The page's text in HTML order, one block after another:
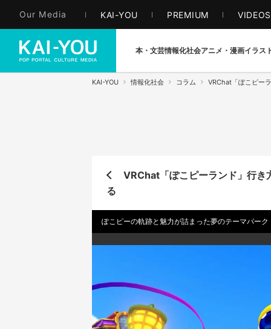
Our Media KAI-YOU PREMIUM VIDEOS
本・文芸情報化社会アニメ・漫画イラス
KAI-YOU 情報化社会 コラム VRChat「ぽこピー
VRChat「ぽこピーランド」行
る
ぽこピーの軌跡と魅力が詰まった夢のテーマパー